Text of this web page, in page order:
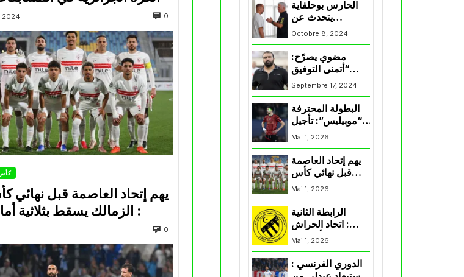
2024 0
كأس
يهم إتحاد العاصمة قبل نهائي
0
الحارس بوحلفاية
يتحدث عن
طموحاته مع
المنتخب و شباب
قسنطينة
Octobre 8, 2024
مضوي يصرّح:
“أتمنى التوفيق
لممثلي الكرة
الجزائرية في
Septembre 17, 2024
البطولة المحترفة
“موبيليس”: تأجيل
مباراة إتحاد
العاصمة وأتلتيك
بارادو
Mai 1, 2026
يهم إتحاد العاصمة
قبل نهائي كأس
اكاف : الزمالك
يسقط بثلاثية أمام
Mai 1, 2026
الرابطة الثانية
: اتحاد الحراش
يحسم التأهل إلى
“البلاي أوف”
Mai 1, 2026
الدوري الفرنسي :